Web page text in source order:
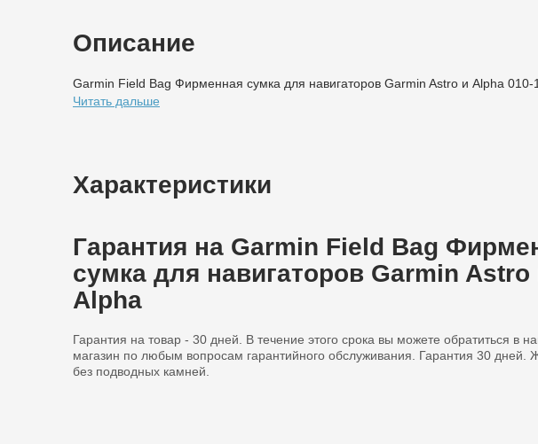
Описание
Garmin Field Bag Фирменная сумка для навигаторов Garmin Astro и Alpha 010-
Читать дальше
Характеристики
Гарантия на Garmin Field Bag
сумка для навигаторов Garmin Astro
Alpha
Гарантия на товар - 30 дней. В течение этого срока вы можете обратиться в
магазин по любым вопросам гарантийного обслуживания. Гарантия 30 дней.
без подводных камней.